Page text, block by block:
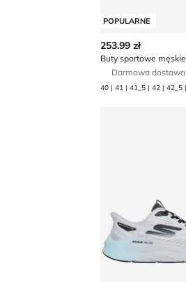
POPULARNE
253.99 zł
Darmowa dostawa